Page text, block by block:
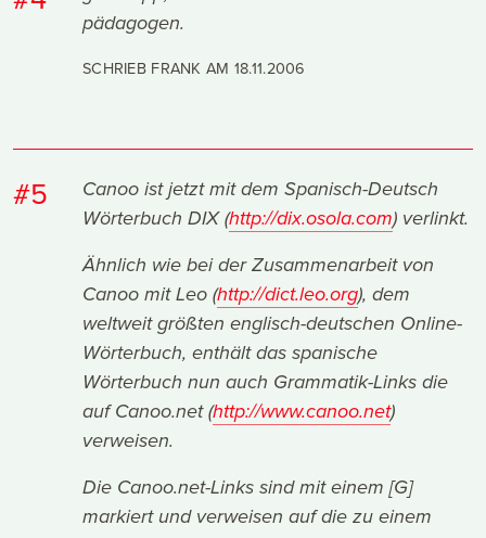
pädagogen.
SCHRIEB FRANK AM 18.11.2006
#5
Canoo ist jetzt mit dem Spanisch-Deutsch
Wörterbuch DIX (http://dix.osola.com) verlinkt.
Ähnlich wie bei der Zusammenarbeit von
Canoo mit Leo (http://dict.leo.org), dem
weltweit größten englisch-deutschen Online-
Wörterbuch, enthält das spanische
Wörterbuch nun auch Grammatik-Links die
auf Canoo.net (http://www.canoo.net)
verweisen.
Die Canoo.net-Links sind mit einem [G]
markiert und verweisen auf die zu einem